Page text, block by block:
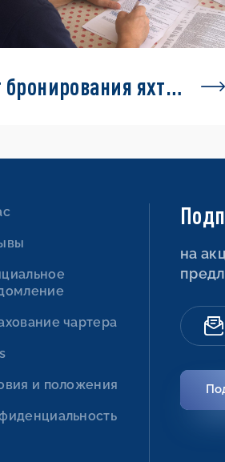
бронирования яхты
чартера
и положения
на